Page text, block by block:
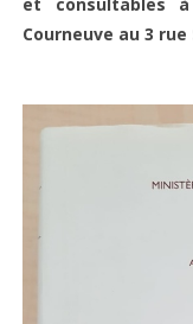
Courneuve au 3